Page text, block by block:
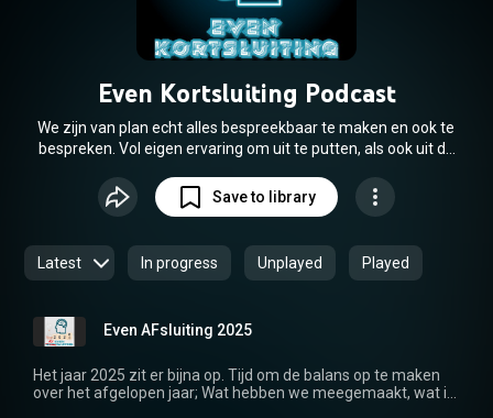
Even Kortsluiting Podcast
We zijn van plan echt alles bespreekbaar te maken en ook te
bespreken. Vol eigen ervaring om uit te putten, als ook uit de
Medicijnen, belemmeringen in het dagelijks leven,
toekomstplannen, dromen en omgaan met de soms harde
niet? Medische ontwikkelingen op het gebied van
bijvoorbeeld implantaten die serieus effect hebben op de
Save to library
Latest In progress Unplayed Played
Even AFsluiting 2025
Het jaar 2025 zit er bijna op. Tijd om de balans op te maken
over het afgelopen jaar; Wat hebben we meegemaakt, wat is